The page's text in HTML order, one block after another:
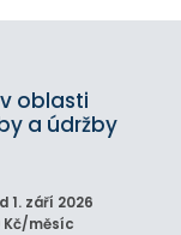
oblasti
a údržby
1. září 2026
Kč/měsíc